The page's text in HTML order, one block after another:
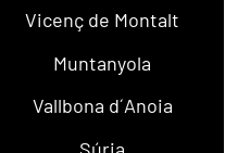
Vicenç de Montalt
Muntanyola
Vallbona d´Anoia